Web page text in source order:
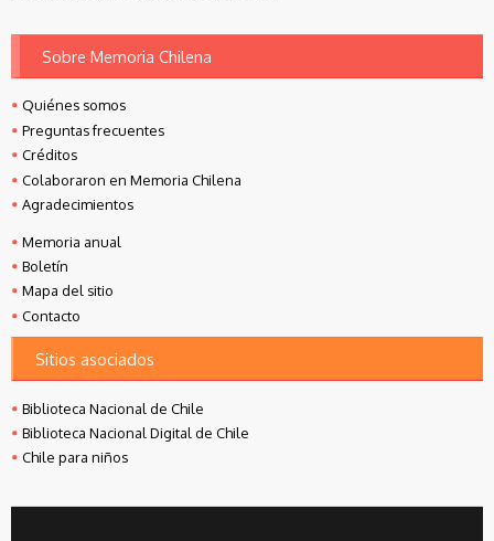
Sobre Memoria Chilena
Quiénes somos
Preguntas frecuentes
Créditos
Colaboraron en Memoria Chilena
Agradecimientos
Memoria anual
Boletín
Mapa del sitio
Contacto
Sitios asociados
Biblioteca Nacional de Chile
Biblioteca Nacional Digital de Chile
Chile para niños